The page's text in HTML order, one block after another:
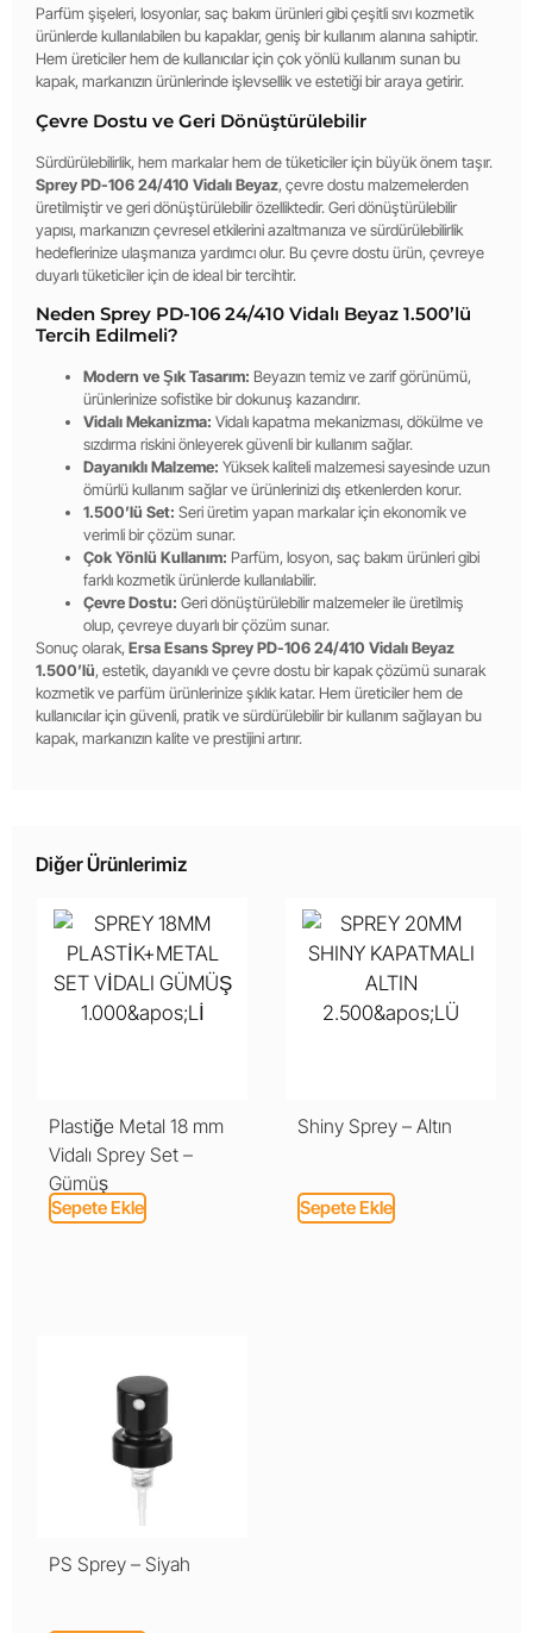
Parfüm şişeleri, losyonlar, saç bakım ürünleri gibi çeşitli sıvı kozmetik
ürünlerde kullanılabilen bu kapaklar, geniş bir kullanım alanına sahiptir.
Hem üreticiler hem de kullanıcılar için çok yönlü kullanım sunan bu
kapak, markanızın ürünlerinde işlevsellik ve estetiği bir araya getirir.
Çevre Dostu ve Geri Dönüştürülebilir
Sürdürülebilirlik, hem markalar hem de tüketiciler için büyük önem taşır.
Sprey PD-106 24/410 Vidalı Beyaz, çevre dostu malzemelerden
üretilmiştir ve geri dönüştürülebilir özelliktedir. Geri dönüştürülebilir
yapısı, markanızın çevresel etkilerini azaltmanıza ve sürdürülebilirlik
hedeflerinize ulaşmanıza yardımcı olur. Bu çevre dostu ürün, çevreye
duyarlı tüketiciler için de ideal bir tercihtir.
Neden Sprey PD-106 24/410 Vidalı Beyaz 1.500’lü
Tercih Edilmeli?
Modern ve Şık Tasarım: Beyazın temiz ve zarif görünümü,
ürünlerinize sofistike bir dokunuş kazandırır.
Vidalı Mekanizma: Vidalı kapatma mekanizması, dökülme ve
sızdırma riskini önleyerek güvenli bir kullanım sağlar.
Dayanıklı Malzeme: Yüksek kaliteli malzemesi sayesinde uzun
ömürlü kullanım sağlar ve ürünlerinizi dış etkenlerden korur.
1.500’lü Set: Seri üretim yapan markalar için ekonomik ve
verimli bir çözüm sunar.
Çok Yönlü Kullanım: Parfüm, losyon, saç bakım ürünleri gibi
farklı kozmetik ürünlerde kullanılabilir.
Çevre Dostu: Geri dönüştürülebilir malzemeler ile üretilmiş
olup, çevreye duyarlı bir çözüm sunar.
Sonuç olarak, Ersa Esans Sprey PD-106 24/410 Vidalı Beyaz
1.500’lü, estetik, dayanıklı ve çevre dostu bir kapak çözümü sunarak
kozmetik ve parfüm ürünlerinize şıklık katar. Hem üreticiler hem de
kullanıcılar için güvenli, pratik ve sürdürülebilir bir kullanım sağlayan bu
kapak, markanızın kalite ve prestijini artırır.
Diğer Ürünlerimiz
Plastiğe Metal 18 mm
Vidalı Sprey Set –
Gümüş
Sepete Ekle
Shiny Sprey – Altın
Sepete Ekle
PS Sprey – Siyah